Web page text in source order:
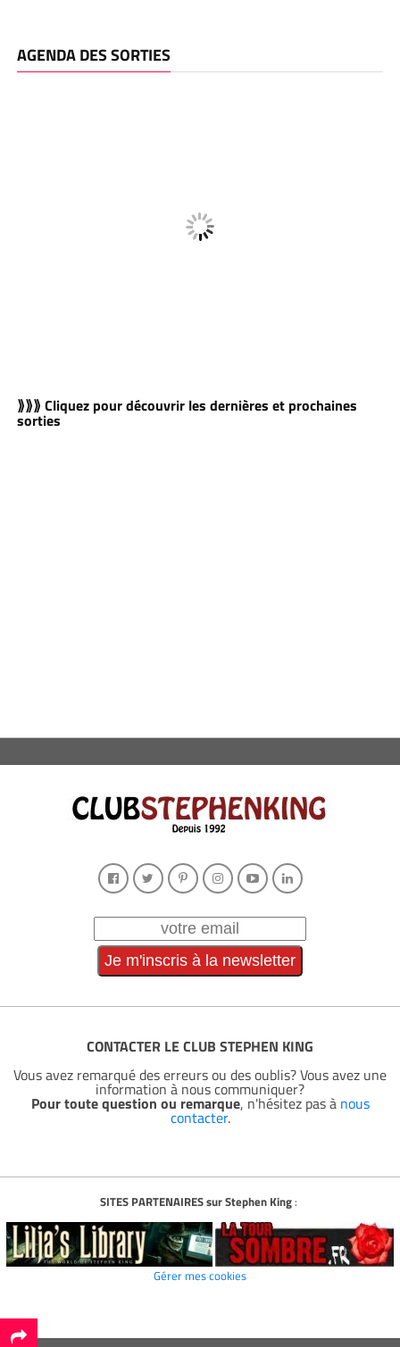
AGENDA DES SORTIES
⟫⟫⟫ Cliquez pour découvrir les dernières et prochaines
sorties
CONTACTER LE CLUB STEPHEN KING
Vous avez remarqué des erreurs ou des oublis? Vous avez une
information à nous communiquer?
Pour toute question ou remarque, n'hésitez pas à nous
contacter.
SITES PARTENAIRES sur Stephen King:
Gérer mes cookies